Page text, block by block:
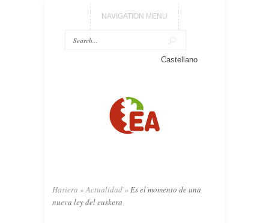
NAVIGATION MENU
Castellano
Hasiera » Actualidad » Es el momento de una
nueva ley del euskera